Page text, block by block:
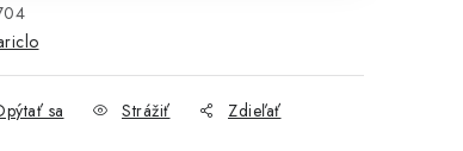
sa Strážiť Zdieľať